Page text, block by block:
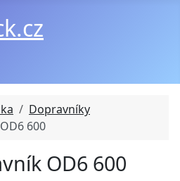
Dopravníky
600
OD6 600